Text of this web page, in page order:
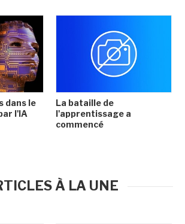
dans le
l'IA
La bataille de
l'apprentissage a
commencé
À LA UNE